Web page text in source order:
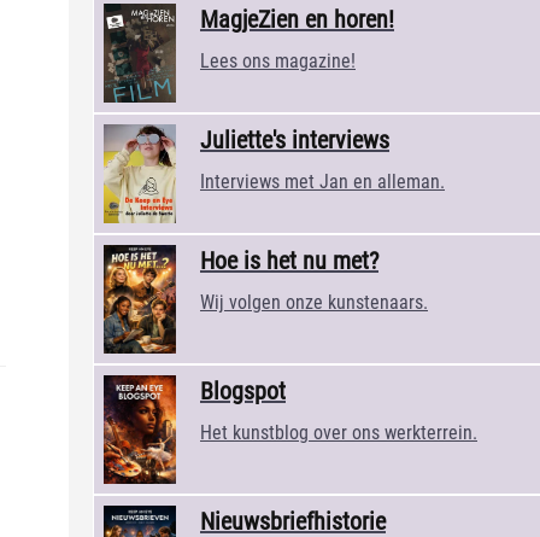
MagjeZien en horen!
Lees ons magazine!
Juliette's interviews
Interviews met Jan en alleman.
Hoe is het nu met?
Wij volgen onze kunstenaars.
Blogspot
Het kunstblog over ons werkterrein.
Nieuwsbriefhistorie